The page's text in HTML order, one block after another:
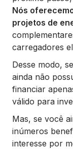
Nós
projetos de
carregadores
Desse modo,
ainda não
financiar
válido para
Mas, se você
inúmeros
interesse por